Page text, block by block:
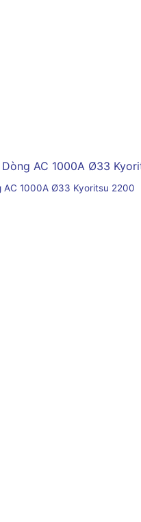
AC 1000A Ø33 Kyoritsu 2200